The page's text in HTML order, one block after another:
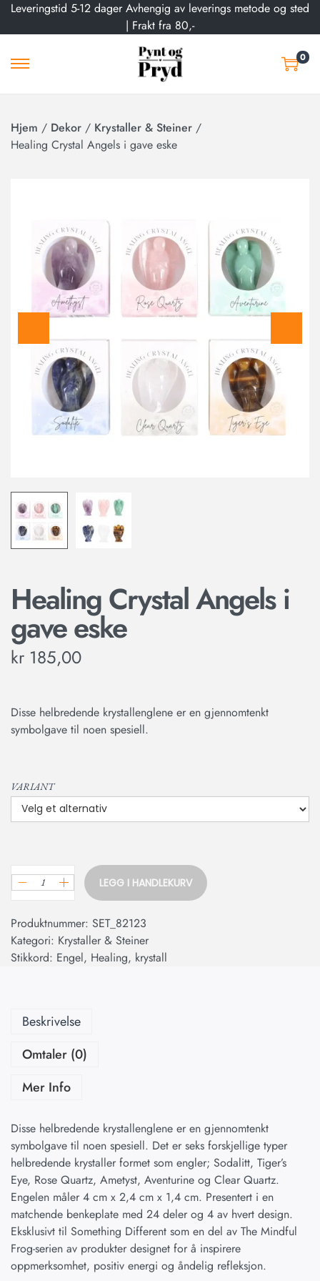
Leveringstid 5-12 dager Avhengig av leverings metode og sted
| Frakt fra 80,-
0
Hjem / Dekor / Krystaller & Steiner /
Healing Crystal Angels i gave eske
Healing Crystal Angels i
gave eske
kr 185,00
Disse helbredende krystallenglene er en gjennomtenkt
symbolgave til noen spesiell.
VARIANT
LEGG I HANDLEKURV
Produktnummer: SET_82123
Kategori: Krystaller & Steiner
Stikkord: Engel, Healing, krystall
Beskrivelse
Omtaler (0)
Mer Info
Disse helbredende krystallenglene er en gjennomtenkt
symbolgave til noen spesiell. Det er seks forskjellige typer
helbredende krystaller formet som engler; Sodalitt, Tiger’s
Eye, Rose Quartz, Ametyst, Aventurine og Clear Quartz.
Engelen måler 4 cm x 2,4 cm x 1,4 cm. Presentert i en
matchende benkeplate med 24 deler og 4 av hvert design.
Eksklusivt til Something Different som en del av The Mindful
Frog-serien av produkter designet for å inspirere
oppmerksomhet, positiv energi og åndelig refleksjon.